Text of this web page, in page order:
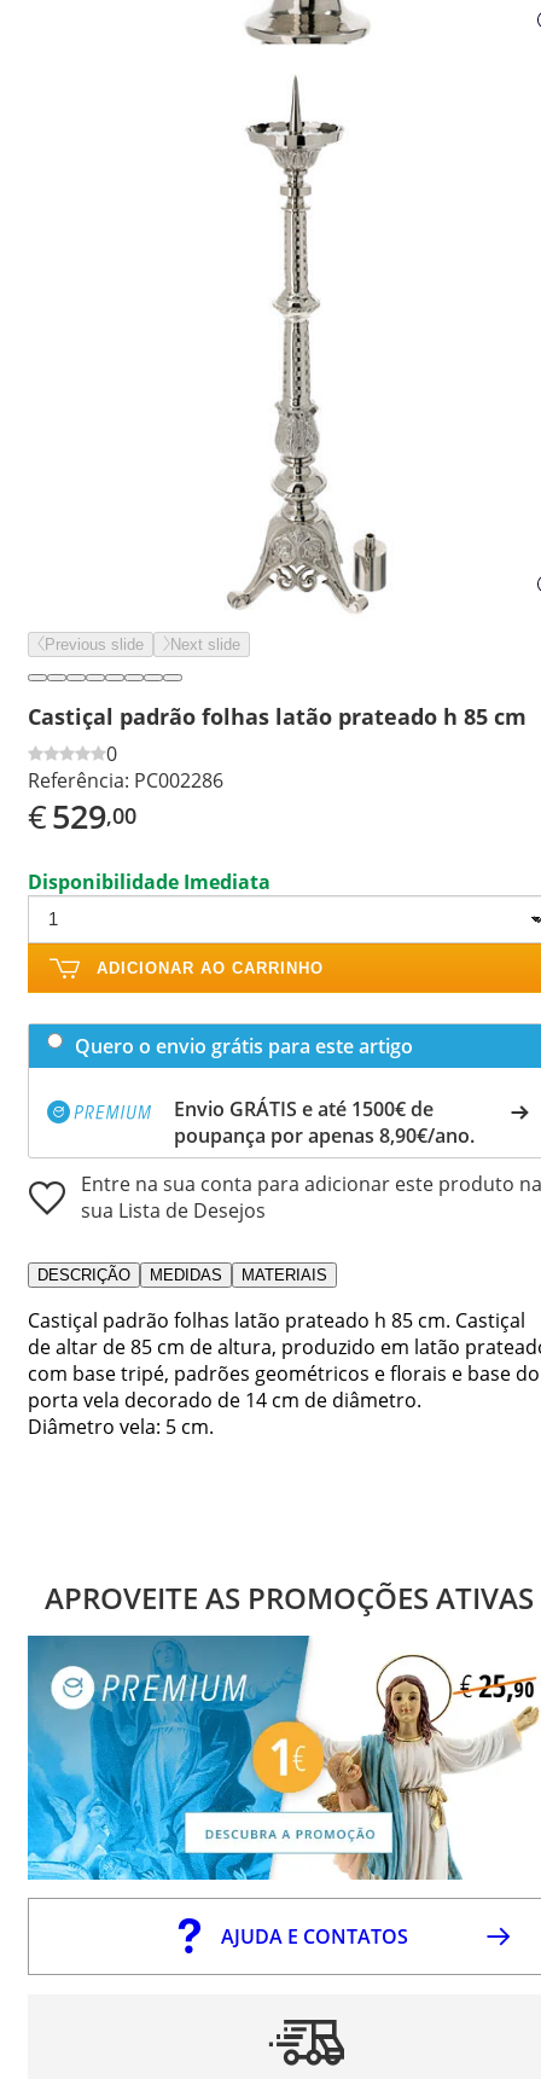
Previous slide Next slide
Castiçal padrão folhas latão prateado h 85 cm
0
Referência: PC002286
€529,00
Disponibilidade Imediata
ADICIONAR AO CARRINHO
Quero o envio grátis para este artigo
Envio GRÁTIS e até 1500€ de
poupança por apenas 8,90€/ano.
Entre na sua conta para adicionar este produto na
sua Lista de Desejos
DESCRIÇÃO MEDIDAS MATERIAIS
Castiçal padrão folhas latão prateado h 85 cm. Castiçal
de altar de 85 cm de altura, produzido em latão
com base tripé, padrões geométricos e florais e base do
porta vela decorado de 14 cm de diâmetro.
Diâmetro vela: 5 cm.
APROVEITE AS PROMOÇÕES ATIVAS
AJUDA E CONTATOS